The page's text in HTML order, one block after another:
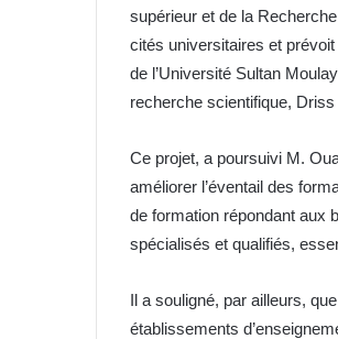
supérieur et de la
cités universitaires et
de l’Université Sultan
recherche scientifique,
Ce projet, a poursuivi M.
améliorer l’éventail des
de formation répondant aux
spécialisés et qualifiés,
Il a souligné, par ailleurs,
établissements